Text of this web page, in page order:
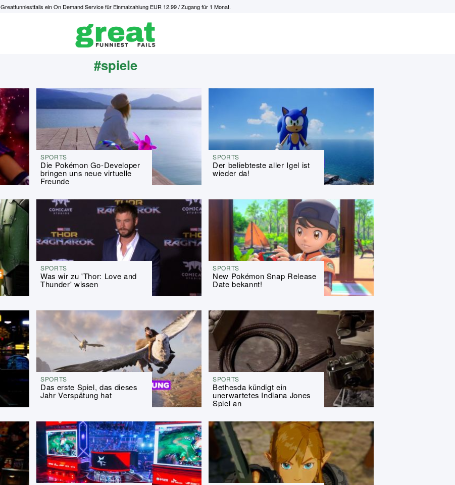
Greatfunniestfails ein On Demand Service für Einmalzahlung EUR 12.99 / Zugang für 1 Monat.
#spiele
SPORTS
Die Pokémon Go-Developer
bringen uns neue virtuelle
Freunde
SPORTS
Der beliebteste aller Igel ist
wieder da!
SPORTS
Was wir zu 'Thor: Love and
Thunder' wissen
SPORTS
New Pokémon Snap Release
Date bekannt!
SPORTS
Das erste Spiel, das dieses
Jahr Verspätung hat
SPORTS
Bethesda kündigt ein
unerwartetes Indiana Jones
Spiel an